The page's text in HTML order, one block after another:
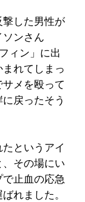
した男性が
ンさん
ィン」に出
れてしまっ
メを殴って
戻ったそう
というアイ
その場にい
止血の応急
れました。